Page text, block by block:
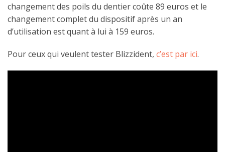
changement des poils du dentier coûte 89 euros et le
changement complet du dispositif après un an
d’utilisation est quant à lui à 159 euros.
Pour ceux qui veulent tester Blizzident, c’est par ici.